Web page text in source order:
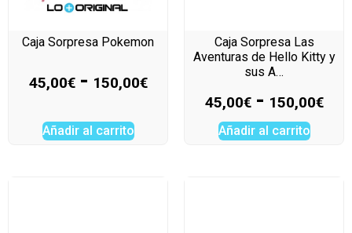
Caja Sorpresa Pokemon
45,00€ - 150,00€
Añadir al carrito
Caja Sorpresa Las
Aventuras de Hello Kitty y
sus A…
45,00€ - 150,00€
Añadir al carrito